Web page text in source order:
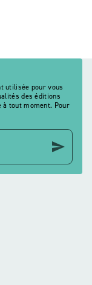
utilisée pour vous
des éditions
à tout moment. Pour
send